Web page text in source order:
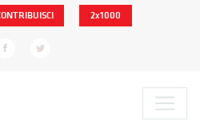
2x1000